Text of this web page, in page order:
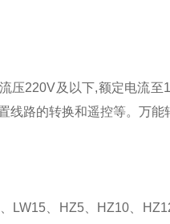
压220V及以下,额定电流至
线路的转换和遥控等。万能
LW15、HZ5、HZ10、